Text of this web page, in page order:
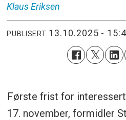
Klaus Eriksen
PUBLISERT 13.10.2025 -
Første frist for
17. november, formidler